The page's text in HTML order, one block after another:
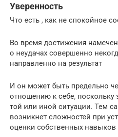
Уверенность
Что есть , как не спокойное
Во время достижения
о неудачах совершенно
направленно на результат
И он может быть предельно
отношению к себе, поскольку
той или иной ситуации. Тем
возникнет сложностей при
оценки собственных навыков